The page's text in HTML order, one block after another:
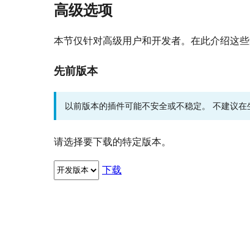
高级选项
本节仅针对高级用户和开发者。在此介绍这
先前版本
以前版本的插件可能不安全或不稳定。 不建议在
请选择要下载的特定版本。
下载